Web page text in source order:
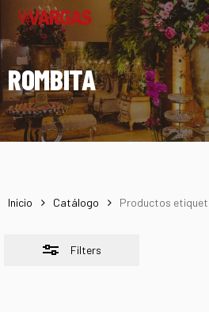
Skip
main
content
ROMBITA
Inicio Catálogo Productos
Filters